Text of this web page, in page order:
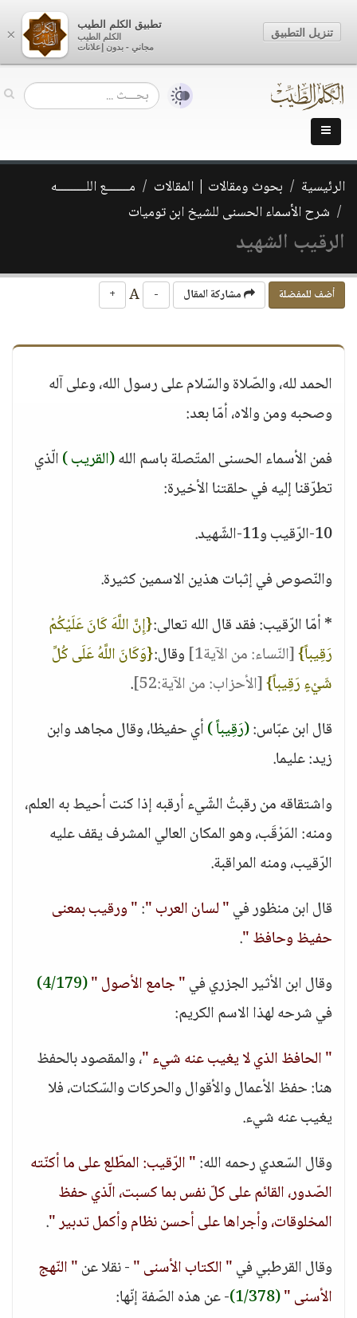
الرئيسية بحوث ومقالات | المقالات
مـــــــع اللـــــــــه
شرح الأسماء الحسنى للشيخ ابن توميات
الرقيب الشهيد
أضف للمفضلة مشاركة المقال -
+
الحمد لله، والصّلاة والسّلام على رسول الله، وعلى آله
وصحبه ومن والاه، أمّا بعد:
فمن الأسماء الحسنى المتّصلة باسم الله(القريب )الّذي
تطرّقنا إليه في حلقتنا الأخيرة:
10-الرّقيب و11-الشّهيد.
والنّصوص في إثبات هذين الاسمين كثيرة.
* أمّا الرّقيب: فقد قال الله تعالى:{إِنَّ اللَّهَ كَانَ عَلَيْكُمْ
رَقِيباً}[النّساء: من الآية1] وقال:{وَكَانَ اللَّهُ عَلَى كُلِّ
شَيْءٍ رَقِيباً}[الأحزاب: من الآية:52]
.
قال ابن عبّاس:(رَقِيباً )أي حفيظا، وقال مجاهد وابن
زيد: عليما.
واشتقاقه من رقبتُ الشّيء أرقبه إذا كنت أحيط به العلم،
ومنه: المَرْقَب، وهو المكان العالي المشرف يقف عليه
الرّقيب، ومنه المراقبة.
قال ابن منظور في" لسان العرب ":" ورقيب بمعنى
حفيظ وحافظ ".
وقال ابن الأثير الجزري في" جامع الأصول "(4/179)
في شرحه لهذا الاسم الكريم:
" الحافظ الذي لا يغيب عنه شيء "، والمقصود بالحفظ
هنا: حفظ الأعمال والأقوال والحركات والسّكنات، فلا
يغيب عنه شيء.
وقال السّعدي رحمه الله:" الرّقيب: المطّلع على ما أكنّته
الصّدور، القائم على كلّ نفس بما كسبت، الّذي حفظ
المخلوقات، وأجراها على أحسن نظام وأكمل تدبير ".
وقال القرطبي في" الكتاب الأسنى "- نقلا عن" النّهج
الأسنى "(1/378)
- عن هذه الصّفة إنّها:
×
تطبيق الكلم الطيب
الكلم الطيب
مجاني - بدون إعلانات
تنزيل التطبيق